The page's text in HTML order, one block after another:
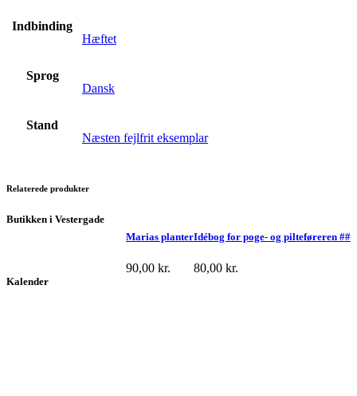
Indbinding
Hæftet
Sprog
Dansk
Stand
Næsten fejlfrit eksemplar
Relaterede produkter
Idébog for poge- og pilteføreren ##
80,00 kr.
Marias planter
90,00 kr.
Butikken i Vestergade
Kalender